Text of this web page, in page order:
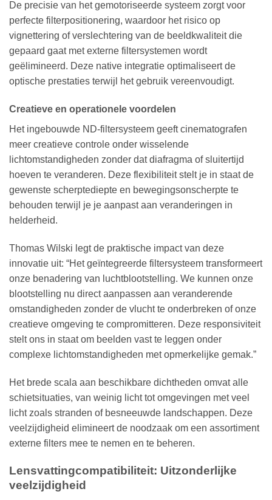
De precisie van het gemotoriseerde systeem zorgt voor
perfecte filterpositionering, waardoor het risico op
vignettering of verslechtering van de beeldkwaliteit die
gepaard gaat met externe filtersystemen wordt
geëlimineerd. Deze native integratie optimaliseert de
optische prestaties terwijl het gebruik vereenvoudigt.
Creatieve en operationele voordelen
Het ingebouwde ND-filtersysteem geeft cinematografen
meer creatieve controle onder wisselende
lichtomstandigheden zonder dat diafragma of sluitertijd
hoeven te veranderen. Deze flexibiliteit stelt je in staat de
gewenste scherptediepte en bewegingsonscherpte te
behouden terwijl je je aanpast aan veranderingen in
helderheid.
Thomas Wilski legt de praktische impact van deze
innovatie uit: “Het geïntegreerde filtersysteem transformeert
onze benadering van luchtblootstelling. We kunnen onze
blootstelling nu direct aanpassen aan veranderende
omstandigheden zonder de vlucht te onderbreken of onze
creatieve omgeving te compromitteren. Deze responsiviteit
stelt ons in staat om beelden vast te leggen onder
complexe lichtomstandigheden met opmerkelijke gemak.”
Het brede scala aan beschikbare dichtheden omvat alle
schietsituaties, van weinig licht tot omgevingen met veel
licht zoals stranden of besneeuwde landschappen. Deze
veelzijdigheid elimineert de noodzaak om een assortiment
externe filters mee te nemen en te beheren.
Lensvattingcompatibiliteit: Uitzonderlijke
veelzijdigheid